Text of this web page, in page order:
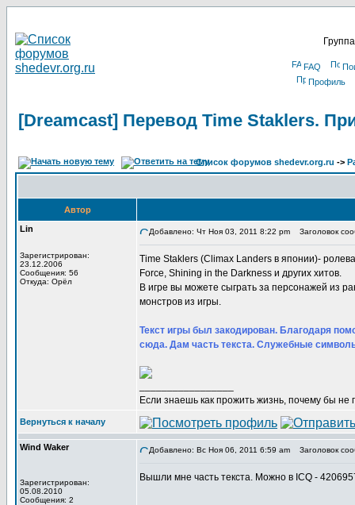
FAQ
Профиль
[Dreamcast] Перевод Time Staklers.
Список форумов shedevr.org.ru ->
Автор
Lin
Зарегистрирован:
23.12.2006
Сообщения: 56
Откуда: Орёл
Добавлено: Чт Ноя 03, 2011 8:22 pm Заголовок
Time Staklers (Climax Landers в японии)-
Force, Shining in the Darkness и других хитов.
В игре вы можете сыграть за персонажей из
монстров из игры.
Текст игры был закодирован. Благодаря
сюда. Дам часть текста. Служебные
Если знаешь как прожить жизнь, почему бы не
Вернуться к началу
Wind Waker
Зарегистрирован:
05.08.2010
Сообщения: 2
Добавлено: Вс Ноя 06, 2011 6:59 am Заголовок
Вышли мне часть текста. Можно в ICQ -